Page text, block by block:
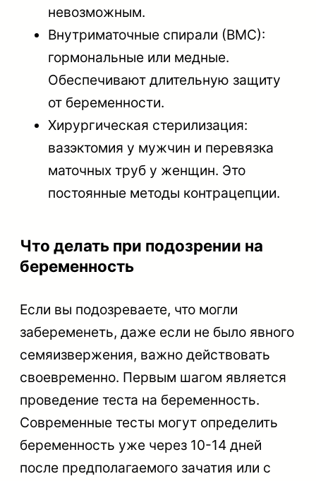
невозможным.
Внутриматочные спирали (ВМС):
гормональные или медные.
Обеспечивают длительную защиту
от беременности.
Хирургическая стерилизация:
вазэктомия у мужчин и перевязка
маточных труб у женщин. Это
постоянные методы контрацепции.
Что делать при подозрении на
беременность
Если вы подозреваете, что могли
забеременеть, даже если не было явного
семяизвержения, важно действовать
своевременно. Первым шагом является
проведение теста на беременность.
Современные тесты могут определить
беременность уже через 10-14 дней
после предполагаемого зачатия или с